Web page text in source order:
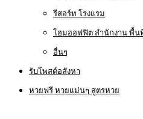
รีสอร์ท โรงแรม
โฮมออฟฟิต สำนักงาน พื้น
อื่นๆ
รับโพสต์อสังหา
หวยฟรี หวยแม่นๆ สูตรหวย